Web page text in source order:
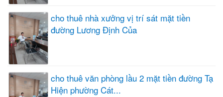
cho thuê nhà xưởng vị trí sát mặt tiền
đường Lương Định Của
cho thuê văn phòng lầu 2 mặt tiền đường Tạ
Hiện phường Cát...